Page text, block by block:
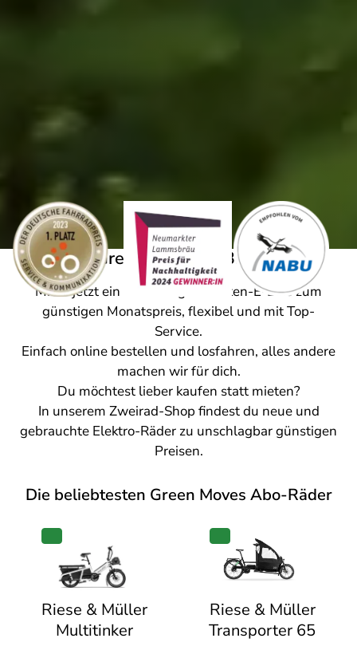
Das Green Moves E-Bike-Abo
Miete jetzt ein neuwertiges Marken-E-Bike zum
günstigen Monatspreis, flexibel und mit Top-
Service.
Einfach online bestellen und losfahren, alles andere
machen wir für dich.
Du möchtest lieber kaufen statt mieten?
In unserem Zweirad-Shop findest du neue und
gebrauchte Elektro-Räder zu unschlagbar günstigen
Preisen.
Die beliebtesten Green Moves Abo-Räder
PRODUKT
ANGEBOT
Riese & Müller
Multitinker
PRODUKT
ANGEBOT
Riese & Müller
Transporter 65